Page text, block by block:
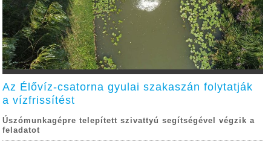
Az Élővíz-csatorna gyulai szakaszán folytatják
a vízfrissítést
Úszómunkagépre telepített szivattyú segítségével végzik a
feladatot